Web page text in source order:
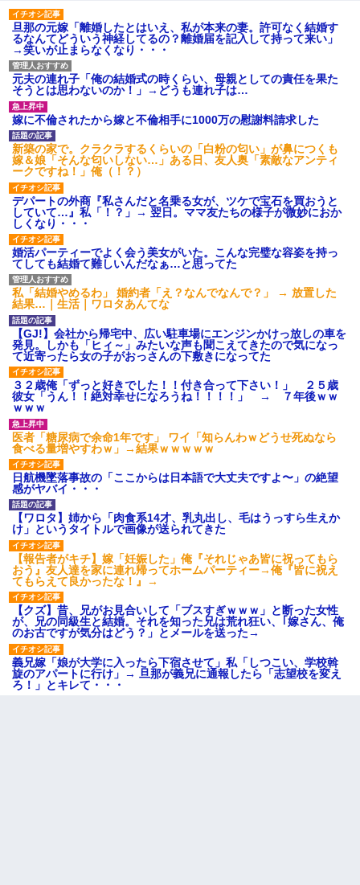
旦那の元嫁「離婚したとはいえ、私が本来の妻。許可なく結婚す
るなんてどういう神経してるの？離婚届を記入して持って来い」
→笑いが止まらなくなり・・・
元夫の連れ子「俺の結婚式の時くらい、母親としての責任を果た
そうとは思わないのか！」→どうも連れ子は…
嫁に不倫されたから嫁と不倫相手に1000万の慰謝料請求した
新築の家で。クラクラするくらいの「白粉の匂い」が鼻につくも
嫁＆娘「そんな匂いしない…」ある日、友人奥「素敵なアンティ
ークですね！」俺（！？）
デパートの外商『私さんだと名乗る女が、ツケで宝石を買おうと
していて…』私「！？」→ 翌日。ママ友たちの様子が微妙におか
しくなり・・・
婚活パーティーでよく会う美女がいた。こんな完璧な容姿を持っ
てしても結婚て難しいんだなぁ…と思ってた
私「結婚やめるわ」 婚約者「え？なんでなんで？」 → 放置した
結果…｜生活｜ワロタあんてな
【GJ!】会社から帰宅中、広い駐車場にエンジンかけっ放しの車を
発見。しかも「ヒィ～」みたいな声も聞こえてきたので気になっ
て近寄ったら女の子がおっさんの下敷きになってた
３２歳俺「ずっと好きでした！！付き合って下さい！」 ２５歳
彼女「うん！！絶対幸せになろうね！！！！」 → ７年後ｗｗ
ｗｗｗ
医者「糖尿病で余命1年です」 ワイ「知らんわｗどうせ死ぬなら
食べる量増やすわｗ」→結果ｗｗｗｗｗ
日航機墜落事故の「ここからは日本語で大丈夫ですよ〜」の絶望
感がヤバイ・・・
【ワロタ】姉から「肉食系14才、乳丸出し、毛はうっすら生えか
け」というタイトルで画像が送られてきた
【報告者がキチ】嫁「妊娠した」俺『それじゃあ皆に祝ってもら
おう』友人達を家に連れ帰ってホームパーティー→俺『皆に祝え
てもらえて良かったな！』→
【クズ】昔、兄がお見合いして「ブスすぎｗｗｗ」と断った女性
が、兄の同級生と結婚。それを知った兄は荒れ狂い、｢嫁さん、俺
のお古ですが気分はどう？」とメールを送った→
義兄嫁「娘が大学に入ったら下宿させて」私「しつこい、学校斡
旋のアパートに行け」→ 旦那が義兄に通報したら「志望校を変え
ろ！」とキレて・・・